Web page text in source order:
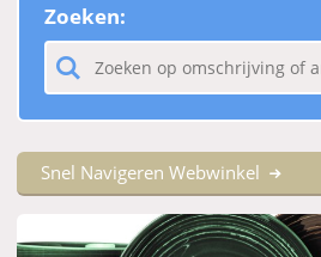
Zoeken:
Snel Navigeren Webwinkel